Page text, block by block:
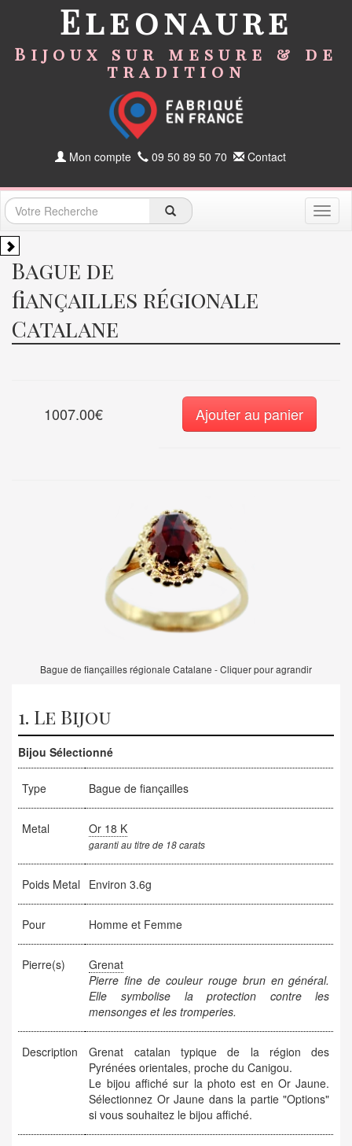
Eleonaure
Bijoux sur mesure & de
tradition
Mon compte 09 50 89 50 70 Contact
Bague de
fiançailles régionale
Catalane
1007.00€ Ajouter au panier
Bague de fiançailles régionale Catalane - Cliquer pour agrandir
1. Le Bijou
Bijou Sélectionné
Type Bague de fiançailles
Metal Or 18 K
garanti au titre de 18 carats
Poids Metal Environ 3.6g
Pour Homme et Femme
Pierre(s)
Grenat
Pierre fine de couleur rouge brun en général.
Elle symbolise la protection contre les
mensonges et les tromperies.
Description
Grenat catalan typique de la région des
Pyrénées orientales, proche du Canigou.
Le bijou affiché sur la photo est en Or Jaune.
Sélectionnez Or Jaune dans la partie "Options"
si vous souhaitez le bijou affiché.